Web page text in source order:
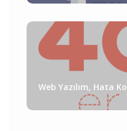
Web Yazılım, Hata